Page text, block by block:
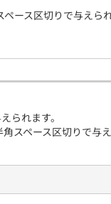
ース区切りで与え
られます。
スペース区切りで与